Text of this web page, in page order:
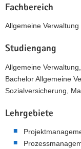
Fachbereich
Allgemeine Verwaltung
Studiengang
Allgemeine
Bachelor Allgemeine
Sozialversicherung,
Lehrgebiete